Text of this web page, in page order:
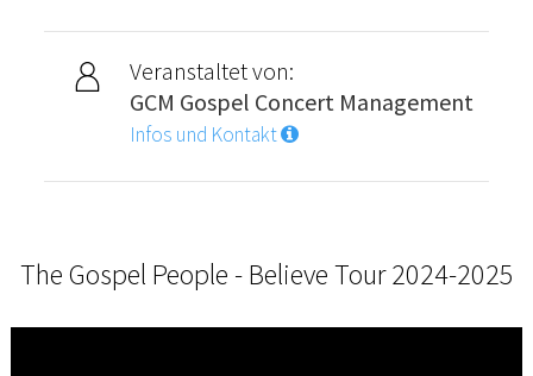
Veranstaltet von:
GCM Gospel Concert Management
Infos und Kontakt
The Gospel People - Believe Tour 2024-2025